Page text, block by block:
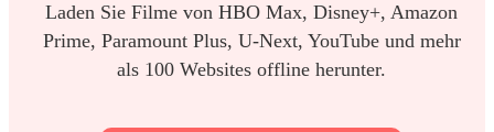
Laden Sie Filme von HBO Max, Disney+, Amazon
Prime, Paramount Plus, U-Next, YouTube und mehr
als 100 Websites offline herunter.